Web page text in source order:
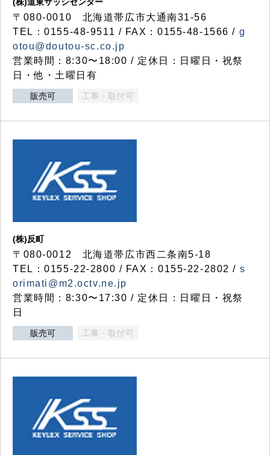
〒080-0010 北海道帯広市大通南31-56
TEL：0155-48-9511 / FAX：0155-48-1566 / g
otou@doutou-sc.co.jp
営業時間：8:30〜18:00 / 定休日：日曜日・祝祭
日・他・土曜日有
販売可 工事・取付可
(株)反町
〒080-0012 北海道帯広市西二条南5-18
TEL：0155-22-2800 / FAX：0155-22-2802 / s
orimati@m2.octv.ne.jp
営業時間：8:30〜17:30 / 定休日：日曜日・祝祭
日
販売可 工事・取付可